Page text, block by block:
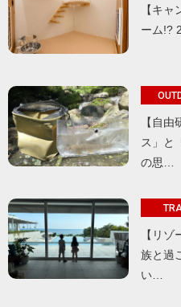
【キ
ーム!?
【自
ス」と
の思…
【リ
族と過
い…